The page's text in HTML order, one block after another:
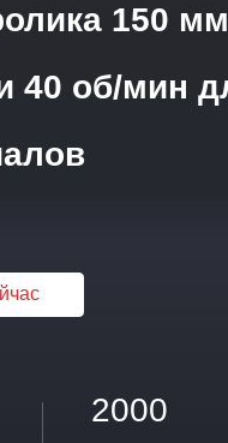
150
40 об/мин
2000